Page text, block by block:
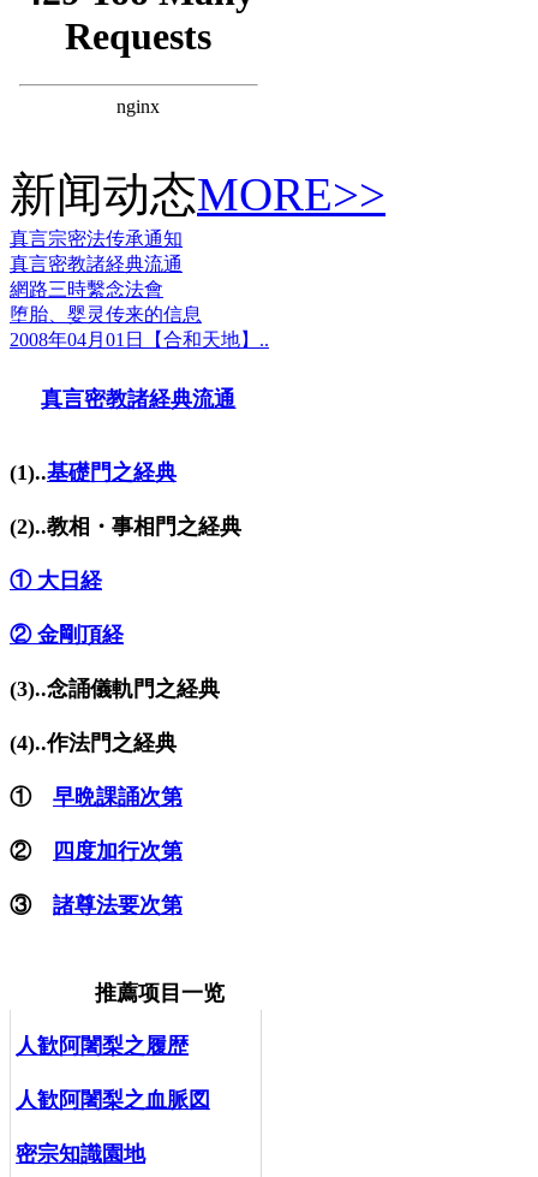
新闻动态MORE>>
真言宗密法传承通知
真言密教諸経典流通
網路三時繫念法會
堕胎、婴灵传来的信息
2008年04月01日【合和天地】..
真言密教諸経典流通
(1)..基礎門之経典
(2)..教相・事相門之経典
① 大日経
② 金剛頂経
(3)..念誦儀軌門之経典
(4)..作法門之経典
① 早晩課誦次第
② 四度加行次第
③ 諸尊法要次第
推薦项目一览
人歓阿闍梨之履歴
人歓阿闍梨之血脈図
密宗知識園地